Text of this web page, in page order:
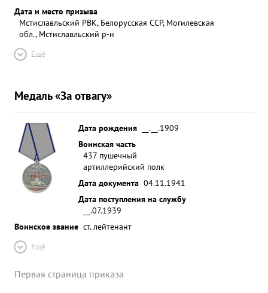
Дата и место призыва
Мстиславльский РВК, Белорусская ССР, Могилевская
обл., Мстиславльский р-н
Ещё
Медаль «За отвагу»
Дата рождения
__.__.1909
Воинская часть
437 пушечный
артиллерийский полк
Дата документа 04.11.1941
Дата поступления на службу
__.07.1939
Воинское звание ст. лейтенант
Ещё
Первая страница приказа